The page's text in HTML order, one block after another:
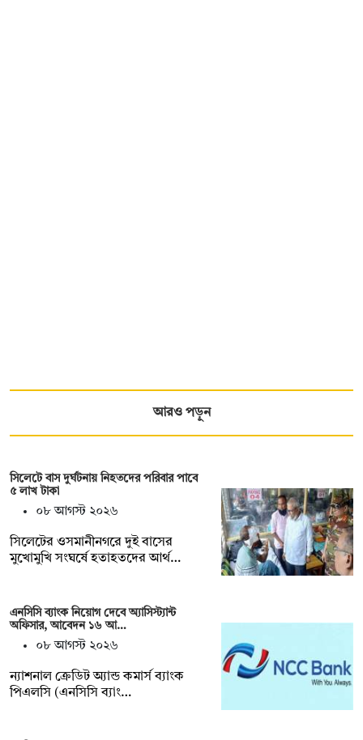
আরও পড়ুন
সিলেটে বাস দুর্ঘটনায় নিহতদের পরিবার পাবে
৫ লাখ টাকা
০৮ আগস্ট ২০২৬
সিলেটের ওসমানীনগরে দুই বাসের
মুখোমুখি সংঘর্ষে হতাহতদের আর্থ…
এনসিসি ব্যাংক নিয়োগ দেবে অ্যাসিস্ট্যান্ট
অফিসার, আবেদন ১৬ আ…
০৮ আগস্ট ২০২৬
ন্যাশনাল ক্রেডিট অ্যান্ড কমার্স ব্যাংক
পিএলসি (এনসিসি ব্যাং…